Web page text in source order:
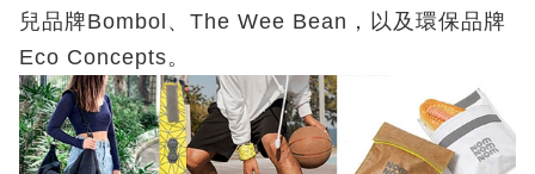
兒品牌Bombol、The Wee Bean，以及環保品牌
Eco Concepts。